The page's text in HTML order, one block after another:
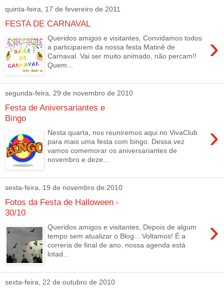
quinta-feira, 17 de fevereiro de 2011
FESTA DE CARNAVAL
›
Queridos amigos e visitantes, Convidamos todos
a participarem da nossa festa Matinê de
Carnaval. Vai ser muito animado, não percam!!
Quem...
segunda-feira, 29 de novembro de 2010
Festa de Aniversariantes e
Bingo
›
Nesta quarta, nos reuniremos aqui no VivaClub
para mais uma festa com bingo. Dessa vez
vamos comemorar os aniversariantes de
novembro e deze...
sexta-feira, 19 de novembro de 2010
Fotos da Festa de Halloween -
30/10
›
Queridos amigos e visitantes, Depois de algum
tempo sem atualizar o Blog... Voltamos! É a
correria de final de ano, nossa agenda está
lotad...
sexta-feira, 22 de outubro de 2010